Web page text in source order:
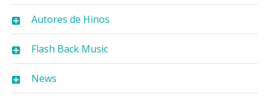
Autores de Hinos
Flash Back Music
News